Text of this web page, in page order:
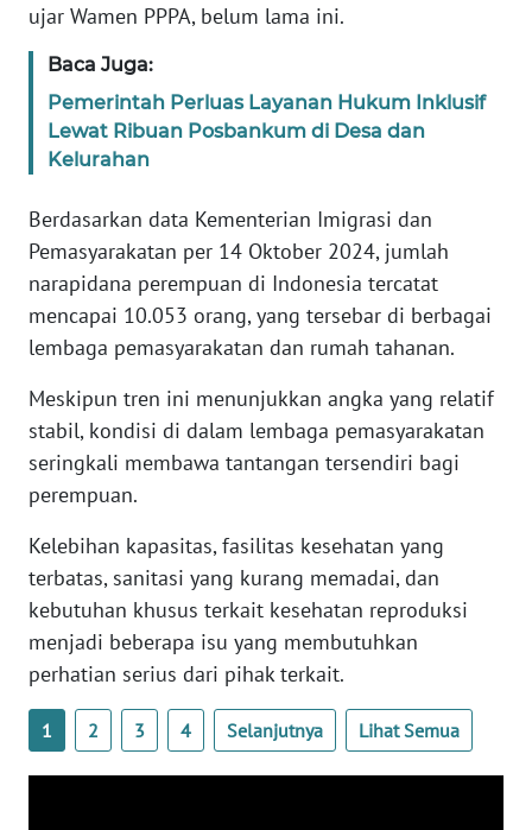
ujar Wamen PPPA, belum lama ini.
Baca Juga:
Pemerintah Perluas Layanan Hukum Inklusif
Lewat Ribuan Posbankum di Desa dan
Kelurahan
Berdasarkan data Kementerian Imigrasi dan
Pemasyarakatan per 14 Oktober 2024, jumlah
narapidana perempuan di Indonesia tercatat
mencapai 10.053 orang, yang tersebar di berbagai
lembaga pemasyarakatan dan rumah tahanan.
Meskipun tren ini menunjukkan angka yang relatif
stabil, kondisi di dalam lembaga pemasyarakatan
seringkali membawa tantangan tersendiri bagi
perempuan.
Kelebihan kapasitas, fasilitas kesehatan yang
terbatas, sanitasi yang kurang memadai, dan
kebutuhan khusus terkait kesehatan reproduksi
menjadi beberapa isu yang membutuhkan
perhatian serius dari pihak terkait.
1 2 3 4 Selanjutnya Lihat Semua
BANTEN
WN
NTT
WN
KEPRI
WN
PAPUA
WN
PAPUA
BARAT
RIAU
WN
JAMBI
WN